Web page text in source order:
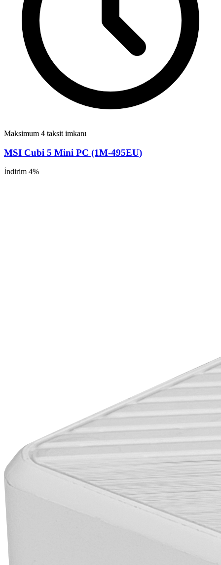
Maksimum 4 taksit imkanı
MSI Cubi 5 Mini PC (1M-495EU)
İndirim 4%